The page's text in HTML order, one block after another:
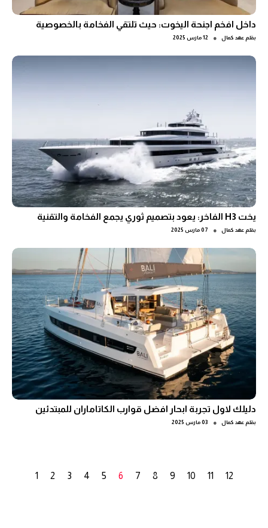
داخل افخم اجنحة اليخوت: حيث تلتقي الفخامة بالخصوصية
بقلم عهد كمال ● 12 مارس 2025
يخت H3 الفاخر: يعود بتصميم ثوري يجمع الفخامة والتقنية
بقلم عهد كمال ● 07 مارس 2025
دليلك لاول تجربة ابحار افضل قوارب الكاتاماران للمبتدئين
بقلم عهد كمال ● 03 مارس 2025
1 2 3 4 5 6 7 8 9 10 11 12